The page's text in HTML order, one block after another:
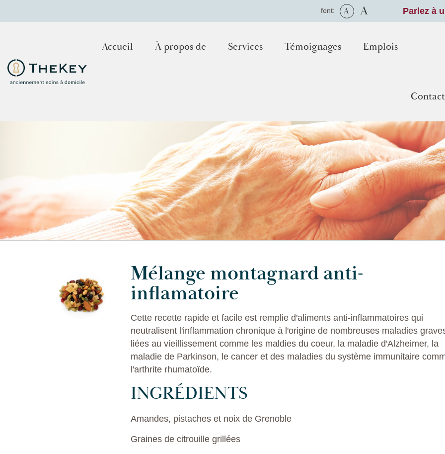
font: A A Parlez à
Accueil À propos de Services Témoignages Emplois
Contact
Mélange montagnard anti-
inflamatoire
Cette recette rapide et facile est remplie d'aliments anti-inflammatoires qui
neutralisent l'inflammation chronique à l'origine de nombreuses maladies
liées au vieillissement comme les maldies du coeur, la maladie d'Alzheimer, la
maladie de Parkinson, le cancer et des maladies du système immunitaire
l'arthrite rhumatoïde.
INGRÉDIENTS
Amandes, pistaches et noix de Grenoble
Graines de citrouille grillées